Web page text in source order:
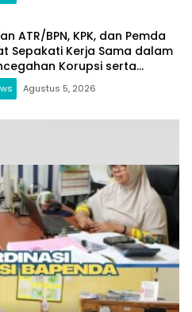
ATR/BPN, KPK, dan Pemda
Sepakati Kerja Sama dalam
Korupsi serta
Daerah
Agustus 5, 2026